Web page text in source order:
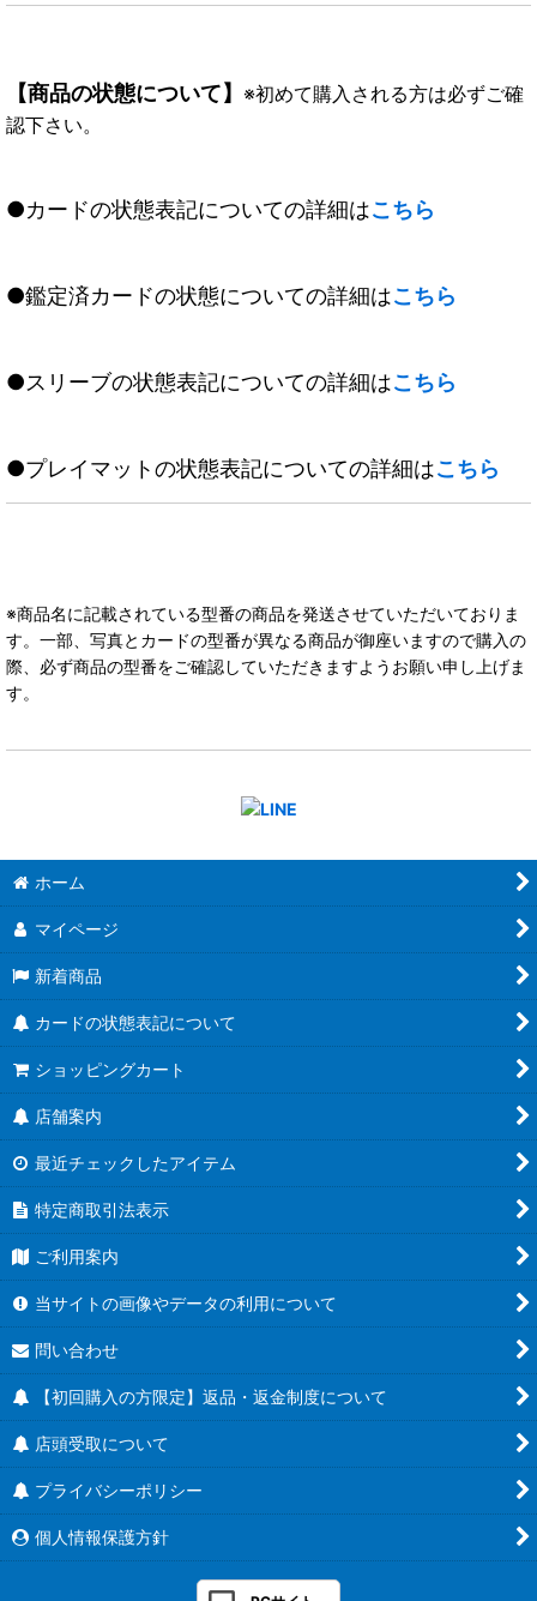
【商品の状態について】 ※初めて購入される方は必ずご確
認下さい。
●カードの状態表記についての詳細はこちら
●鑑定済カードの状態についての詳細はこちら
●スリーブの状態表記についての詳細はこちら
●プレイマットの状態表記についての詳細はこちら
※商品名に記載されている型番の商品を発送させていただいておりま
す。一部、写真とカードの型番が異なる商品が御座いますので購入の
際、必ず商品の型番をご確認していただきますようお願い申し上げま
す。
ホーム
マイページ
新着商品
カードの状態表記について
ショッピングカート
店舗案内
最近チェックしたアイテム
特定商取引法表示
ご利用案内
当サイトの画像やデータの利用について
問い合わせ
【初回購入の方限定】返品・返金制度について
店頭受取について
プライバシーポリシー
個人情報保護方針